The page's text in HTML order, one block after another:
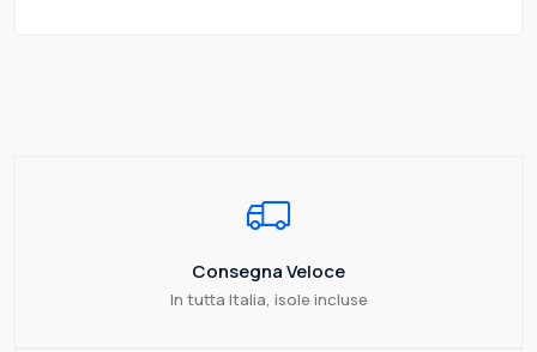
Consegna Veloce
In tutta Italia, isole incluse